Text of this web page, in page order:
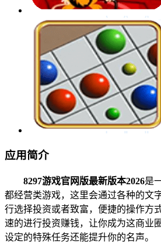
应用简介
8297游戏官网版最新版本2026是
都经营类游戏，这里会通过各种的文
行选择投资或者致富，便捷的操作方
速的进行投资赚钱，让你成为这商业
设定的特殊任务还能提升你的名声。